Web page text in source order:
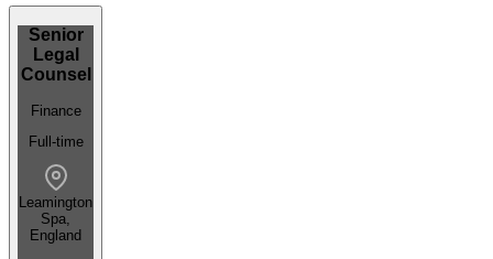
Senior
Legal
Counsel
Finance
Full-time
Leamington
Spa,
England